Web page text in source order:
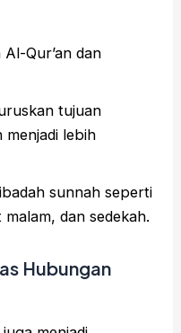
Qur’an dan
tujuan
menjadi lebih
sunnah seperti
dan sedekah.
Hubungan